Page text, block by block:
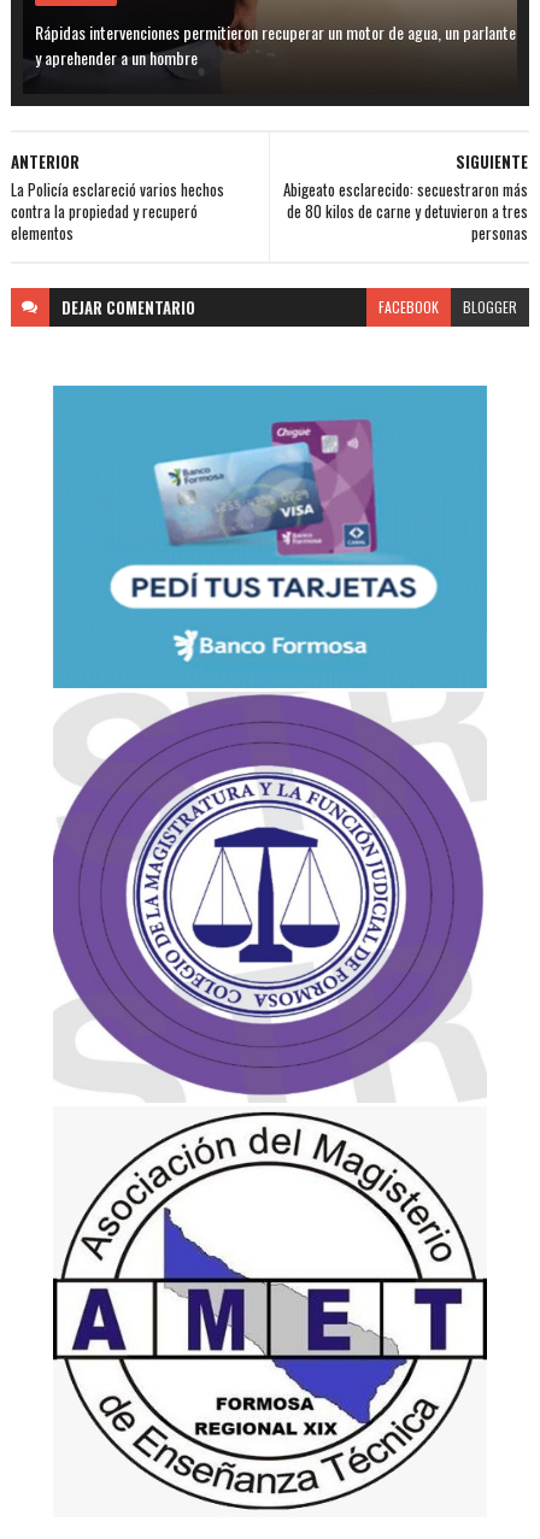
Rápidas intervenciones permitieron recuperar un motor de agua, un parlante
y aprehender a un hombre
SIGUIENTE
Abigeato esclarecido: secuestraron más
de 80 kilos de carne y detuvieron a tres
personas
ANTERIOR
La Policía esclareció varios hechos
contra la propiedad y recuperó
elementos
DEJAR COMENTARIO FACEBOOK BLOGGER